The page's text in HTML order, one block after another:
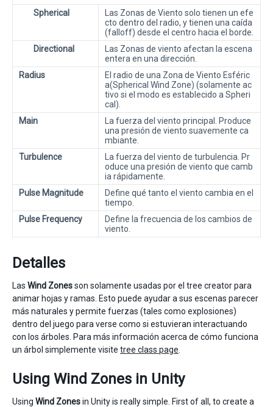
Spherical
Las Zonas de Viento solo tienen un efe
cto dentro del radio, y tienen una caída
(falloff) desde el centro hacia el borde.
Directional
Las Zonas de viento afectan la escena
entera en una dirección.
Radius
El radio de una Zona de Viento Esféric
a(Spherical Wind Zone) (solamente ac
tivo si el modo es establecido a Spheri
cal).
Main
La fuerza del viento principal. Produce
una presión de viento suavemente ca
mbiante.
Turbulence
La fuerza del viento de turbulencia. Pr
oduce una presión de viento que camb
ia rápidamente.
Pulse Magnitude
Define qué tanto el viento cambia en el
tiempo.
Pulse Frequency
Define la frecuencia de los cambios de
viento.
Detalles
Las Wind Zonesson solamente usadas por el tree creator para
animar hojas y ramas. Esto puede ayudar a sus escenas parecer
más naturales y permite fuerzas (tales como explosiones)
dentro del juego para verse como si estuvieran interactuando
con los árboles. Para más información acerca de cómo funciona
un árbol simplemente visite tree class page
Using Wind Zones in Unity
Using Wind Zonesin Unity is really simple. First of all, to create a